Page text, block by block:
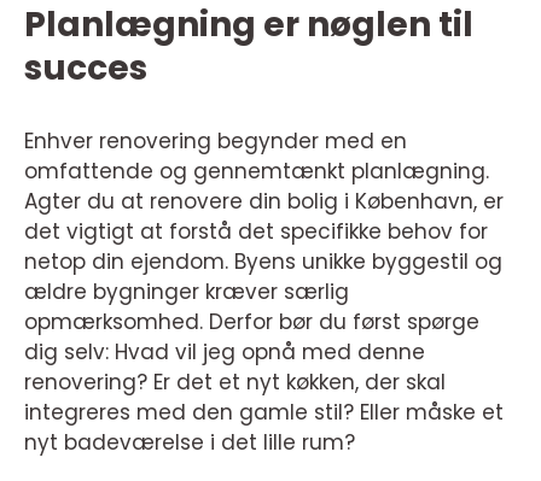
Planlægning er nøglen til
succes
Enhver renovering begynder med en
omfattende og gennemtænkt planlægning.
Agter du at renovere din bolig i København, er
det vigtigt at forstå det specifikke behov for
netop din ejendom. Byens unikke byggestil og
ældre bygninger kræver særlig
opmærksomhed. Derfor bør du først spørge
dig selv: Hvad vil jeg opnå med denne
renovering? Er det et nyt køkken, der skal
integreres med den gamle stil? Eller måske et
nyt badeværelse i det lille rum?